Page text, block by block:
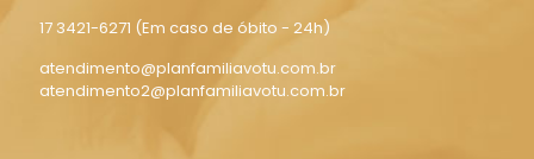
17 3421-6271 (Em caso de óbito - 24h)
atendimento@planfamiliavotu.com.br
atendimento2@planfamiliavotu.com.br